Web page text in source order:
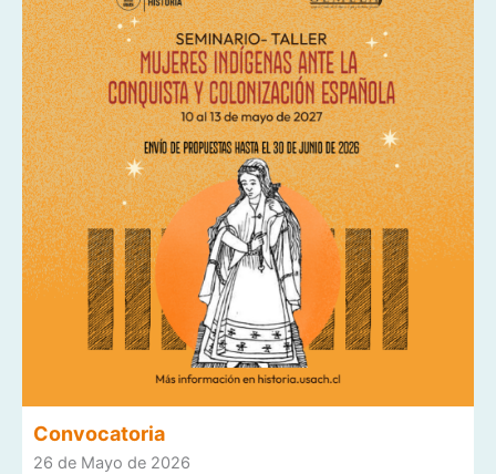
Convocatoria
26 de Mayo de 2026